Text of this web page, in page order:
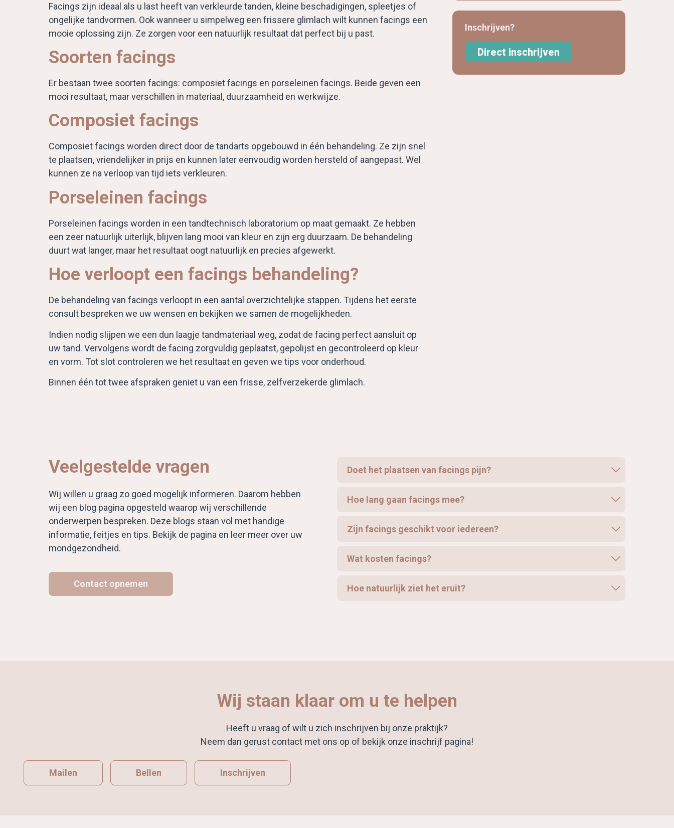
Facings zijn ideaal als u last heeft van verkleurde tanden, kleine beschadigingen, spleetjes of
ongelijke tandvormen. Ook wanneer u simpelweg een frissere glimlach wilt kunnen facings een
mooie oplossing zijn. Ze zorgen voor een natuurlijk resultaat dat perfect bij u past.
Soorten facings
Er bestaan twee soorten facings: composiet facings en porseleinen facings. Beide geven een
mooi resultaat, maar verschillen in materiaal, duurzaamheid en werkwijze.
Composiet facings
Composiet facings worden direct door de tandarts opgebouwd in één behandeling. Ze zijn snel
te plaatsen, vriendelijker in prijs en kunnen later eenvoudig worden hersteld of aangepast. Wel
kunnen ze na verloop van tijd iets verkleuren.
Porseleinen facings
Porseleinen facings worden in een tandtechnisch laboratorium op maat gemaakt. Ze hebben
een zeer natuurlijk uiterlijk, blijven lang mooi van kleur en zijn erg duurzaam. De behandeling
duurt wat langer, maar het resultaat oogt natuurlijk en precies afgewerkt.
Hoe verloopt een facings behandeling?
De behandeling van facings verloopt in een aantal overzichtelijke stappen. Tijdens het eerste
consult bespreken we uw wensen en bekijken we samen de mogelijkheden.
Indien nodig slijpen we een dun laagje tandmateriaal weg, zodat de facing perfect aansluit op
uw tand. Vervolgens wordt de facing zorgvuldig geplaatst, gepolijst en gecontroleerd op kleur
en vorm. Tot slot controleren we het resultaat en geven we tips voor onderhoud.
Binnen één tot twee afspraken geniet u van een frisse, zelfverzekerde glimlach.
Inschrijven?
Direct inschrijven
Veelgestelde vragen
Wij willen u graag zo goed mogelijk informeren. Daarom hebben
wij een blog pagina opgesteld waarop wij verschillende
onderwerpen bespreken. Deze blogs staan vol met handige
informatie, feitjes en tips. Bekijk de pagina en leer meer over uw
mondgezondheid.
Contact opnemen
Doet het plaatsen van facings pijn?
Hoe lang gaan facings mee?
Zijn facings geschikt voor iedereen?
Wat kosten facings?
Hoe natuurlijk ziet het eruit?
Wij staan klaar om u te helpen
Heeft u vraag of wilt u zich inschrijven bij onze praktijk?
Neem dan gerust contact met ons op of bekijk onze inschrijf pagina!
Mailen Bellen Inschrijven